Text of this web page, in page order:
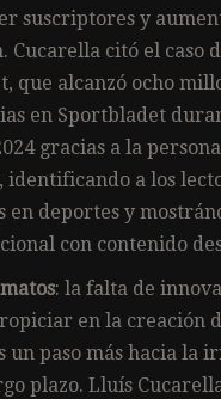
suscriptores y
Cucarella citó el caso
que alcanzó ocho
en Sportbladet
gracias a la
identificando a los
en deportes y
con contenido
: la falta de
en la creación
un paso más hacia la
plazo. Lluís